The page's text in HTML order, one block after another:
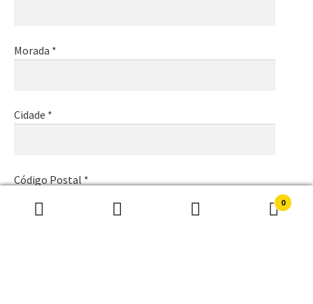
Pesquisar
Pesquisa
0
Morada *
Cidade *
Código Postal *